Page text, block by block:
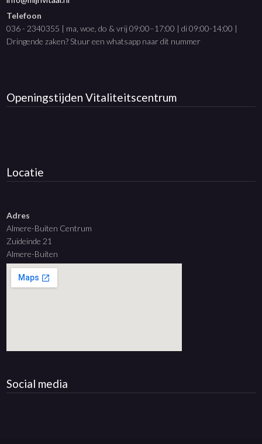
Telefoon
036 - 2340355 | ma, woe, do & vrij 09:00–17:00 | di 09:00-14:00 |
Dringende zaken? Stuur een whatsapp naar dit nummer
OpeningstijdenVitaliteitscentrum
Locatie
Adres
Almere-Buiten Centrum
Zuideinde 21
Almere-Buiten
Social media